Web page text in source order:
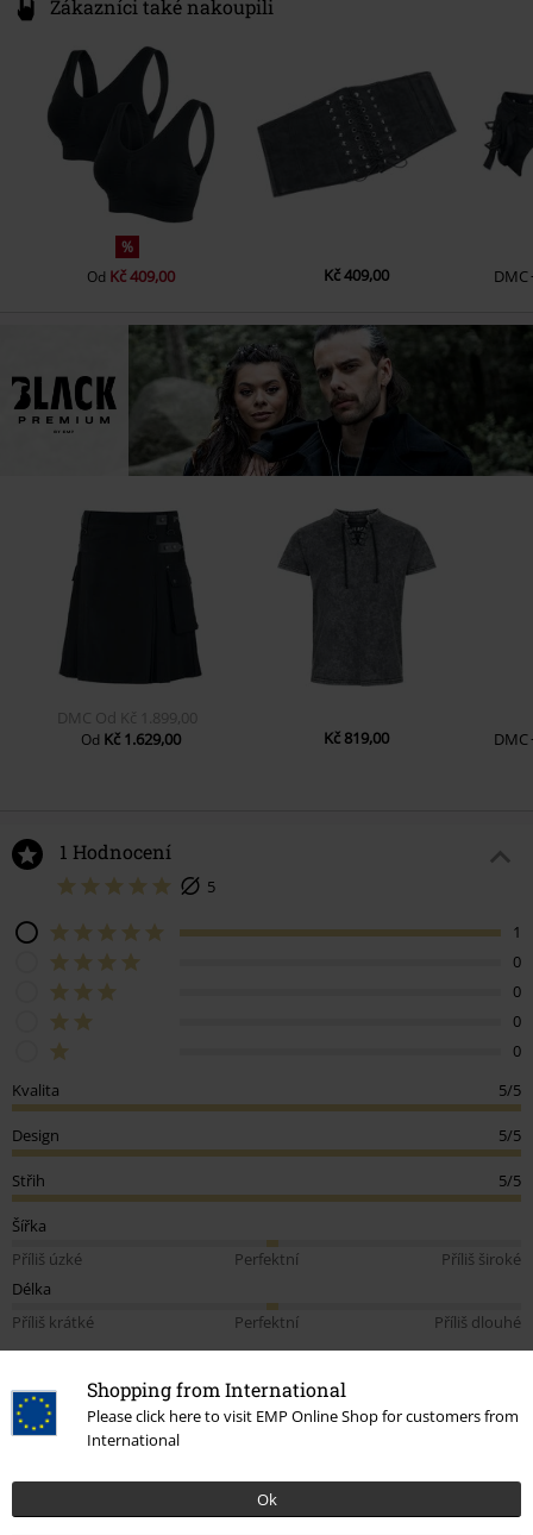
Shopping from International
Please click here to visit EMP Online Shop for customers from
International
Ok
Zákazníci také nakoupili
%
Od Kč 409,00 Kč 409,00 DMC
DMC Od Kč 1.899,00
Od Kč 1.629,00 Kč 819,00 DMC
1 Hodnocení
5
1
0
0
0
0
Kvalita
5/5
Design 5/5
Střih 5/5
Šířka
Příliš úzké
Perfektní
Příliš široké
Délka
Příliš krátké
Perfektní Příliš dlouhé
Napsat hodnocení
Třídit podle
Datum Nápomocný